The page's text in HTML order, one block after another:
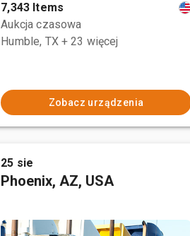
7,343 Items
Aukcja czasowa
Humble, TX + 23 więcej
Zobacz urządzenia
25 sie
Phoenix, AZ, USA